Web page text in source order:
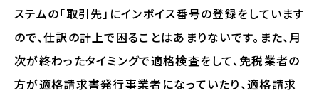
ステムの「取引先」にインボイス番号の登録をしています
ので、仕訳の計上で困ることはあまりないです。また、月
次が終わったタイミングで適格検査をして、免税業者の
方が適格請求書発行事業者になっていたり、適格請求